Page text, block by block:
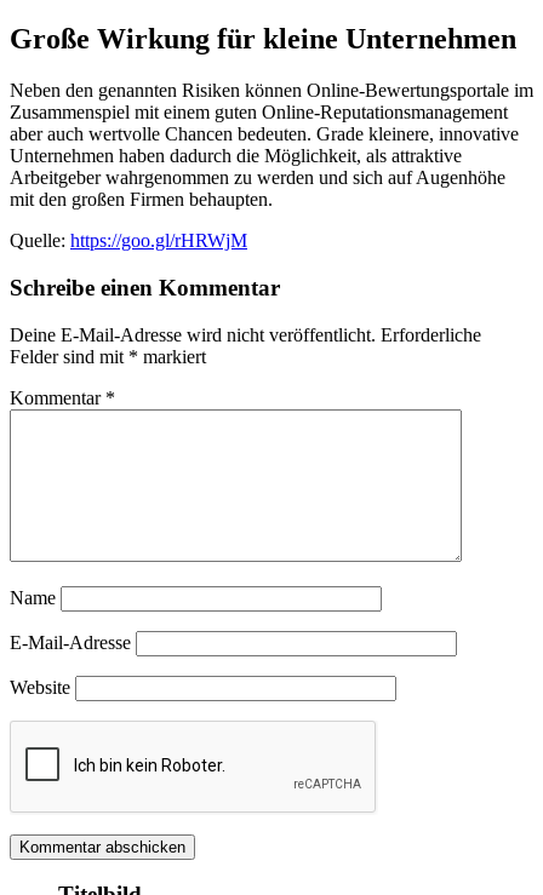
Große Wirkung für kleine Unternehmen
Neben den genannten Risiken können Online-Bewertungsportale im
Zusammenspiel mit einem guten Online-Reputationsmanagement
aber auch wertvolle Chancen bedeuten. Grade kleinere, innovative
Unternehmen haben dadurch die Möglichkeit, als attraktive
Arbeitgeber wahrgenommen zu werden und sich auf Augenhöhe
mit den großen Firmen behaupten.
Quelle: https://goo.gl/rHRWjM
Schreibe einen Kommentar
Deine E-Mail-Adresse wird nicht veröffentlicht. Erforderliche
Felder sind mit * markiert
Kommentar *
Name
E-Mail-Adresse
Website